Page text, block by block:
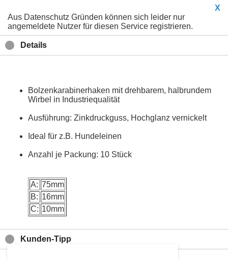
X
Aus Datenschutz Gründen können sich leider nur
angemeldete Nutzer für diesen Service registrieren.
Details
Bolzenkarabinerhaken mit drehbarem, halbrundem
Wirbel in Industriequalität
Ausführung: Zinkdruckguss, Hochglanz vernickelt
Ideal für z.B. Hundeleinen
Anzahl je Packung: 10 Stück
A: 75mm
B: 16mm
C: 10mm
Kunden-Tipp